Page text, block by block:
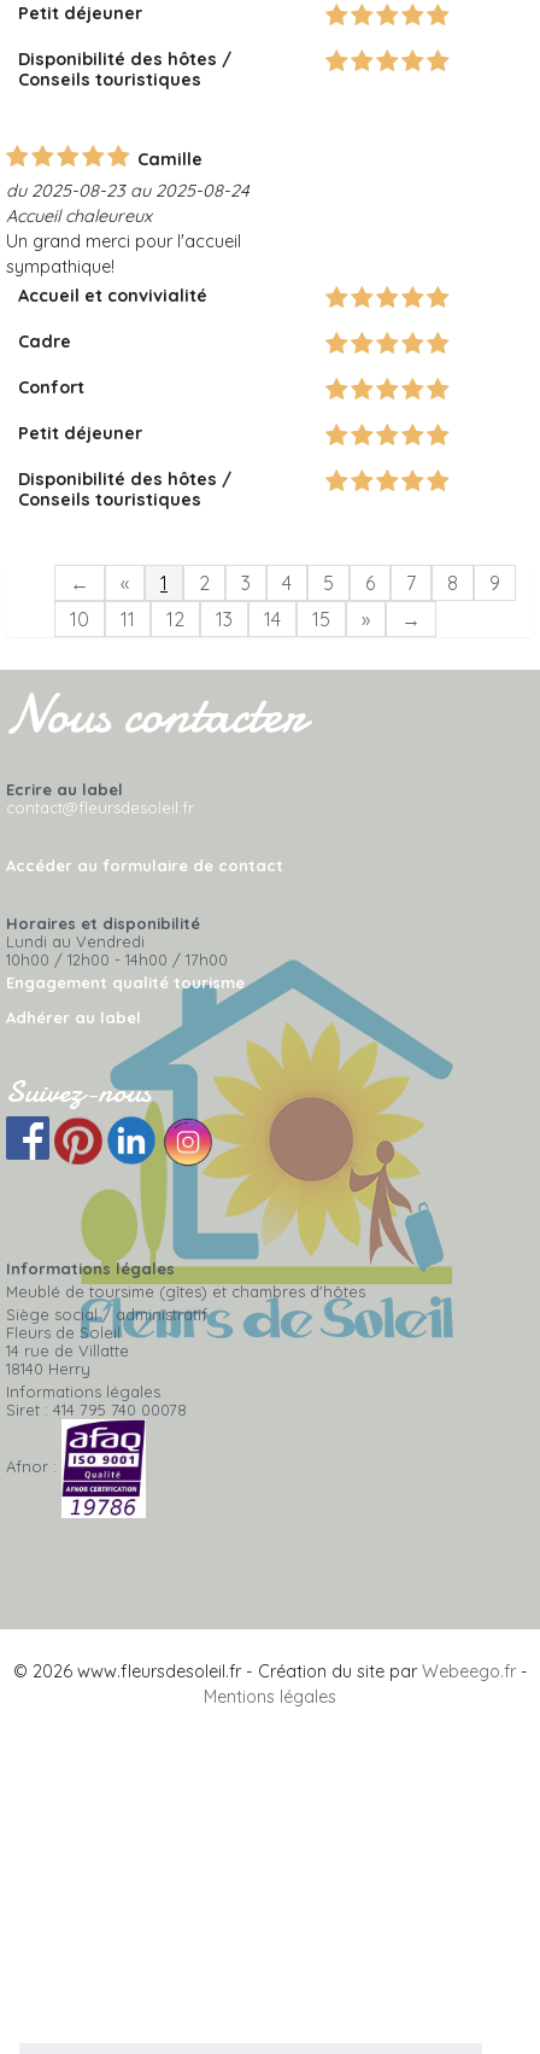
Petit déjeuner
Disponibilité des hôtes /
Conseils touristiques
Camille
du 2025-08-23 au 2025-08-24
Accueil chaleureux
Un grand merci pour l'accueil
sympathique!
Accueil et convivialité
Cadre
Confort
Petit déjeuner
Disponibilité des hôtes /
Conseils touristiques
← « 1 2 3 4 5 6 7 8
9
10
11 12 13 14 15 » →
Nous contacter
Ecrire au label
contact@fleursdesoleil.fr
Accéder au formulaire de contact
Horaires et disponibilité
Lundi au Vendredi
10h00 / 12h00 - 14h00 / 17h00
Engagement qualité tourisme
Adhérer au label
Suivez-nous
Informations légales
Meublé de toursime (gîtes) et chambres d'hôtes
Siège social / administratif
Fleurs de Soleil
14 rue de Villatte
18140 Herry
Informations légales
Siret : 414 795 740 00078
Afnor :
© 2026 www.fleursdesoleil.fr - Création du site parWebeego.fr-
Mentions légales